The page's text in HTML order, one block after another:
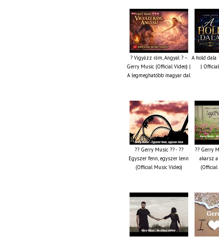
? Vigyázz rám, Angyal ? –
Gerry Music (Official Video) |
A legmeghatóbb magyar dal
A hold dala
|
?? Gerry Music ?? - ??
Egyszer fenn, egyszer lenn
(Official Music Video)
?? Gerry
akarsz
(Official